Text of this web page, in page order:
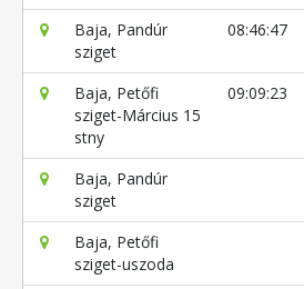
Baja, Pandúr
sziget
08:46:47
Baja, Petőfi
sziget-Március 15
stny
09:09:23
Baja, Pandúr
sziget
Baja, Petőfi
sziget-uszoda